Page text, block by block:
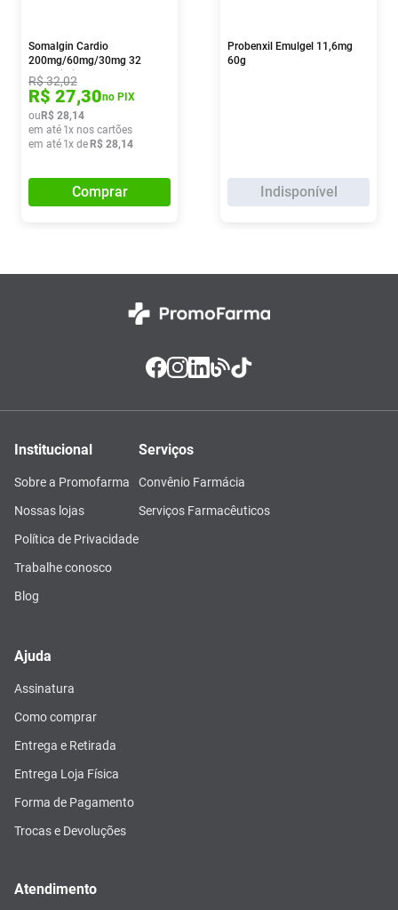
Somalgin Cardio
200mg/60mg/30mg 32
Comprimidos Revestidos
R$32,02
R$ 27,30no PIX
ou R$ 28,14
em até 1x nos cartões
em até 1x de R$ 28,14
Comprar
Probenxil Emulgel 11,6mg
60g
Indisponível
Institucional
Sobre a Promofarma
Nossas lojas
Política de Privacidade
Trabalhe conosco
Blog
Serviços
Convênio Farmácia
Serviços Farmacêuticos
Ajuda
Assinatura
Como comprar
Entrega e Retirada
Entrega Loja Física
Forma de Pagamento
Trocas e Devoluções
Atendimento